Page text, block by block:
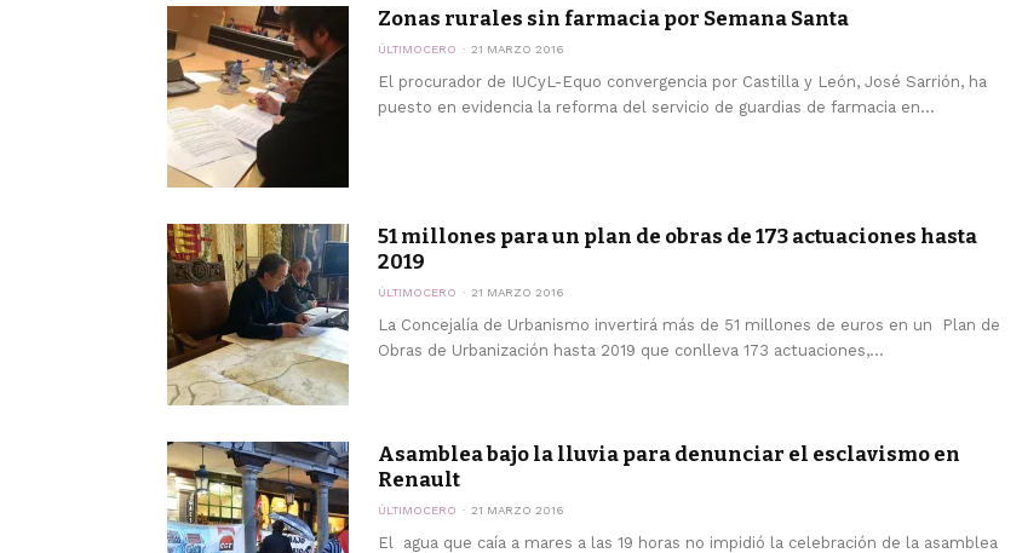
Zonas rurales sin farmacia por Semana Santa
ÚLTIMOCERO 21 MARZO 2016
El procurador de IUCyL-Equo convergencia por Castilla y León, José Sarrión, ha
puesto en evidencia la reforma del servicio de guardias de farmacia en...
51 millones para un plan de obras de 173 actuaciones hasta
2019
ÚLTIMOCERO 21 MARZO 2016
La Concejalía de Urbanismo invertirá más de 51 millones de euros en un Plan de
Obras de Urbanización hasta 2019 que conlleva 173 actuaciones,...
Asamblea bajo la lluvia para denunciar el esclavismo en
Renault
ÚLTIMOCERO 21 MARZO 2016
El agua que caía a mares a las 19 horas no impidió la celebración de la asamblea